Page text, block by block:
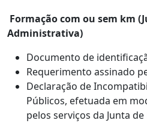
Formação com ou sem km
Administrativa)
Documento de
Requerimento assinado
Declaração de
Públicos, efetuada em
pelos serviços da Junta de